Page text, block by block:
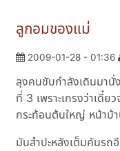
ลูกอมของแม่
2009-01-28 - 01:36
ลุงคนขับกำลังเดินมานั่
ที่ 3 เพราะเกรงว่าเดี๋ย
กระท้อนต้นใหญ่ หน้าบ้
มันสำปะหลังเต็มคันรถ